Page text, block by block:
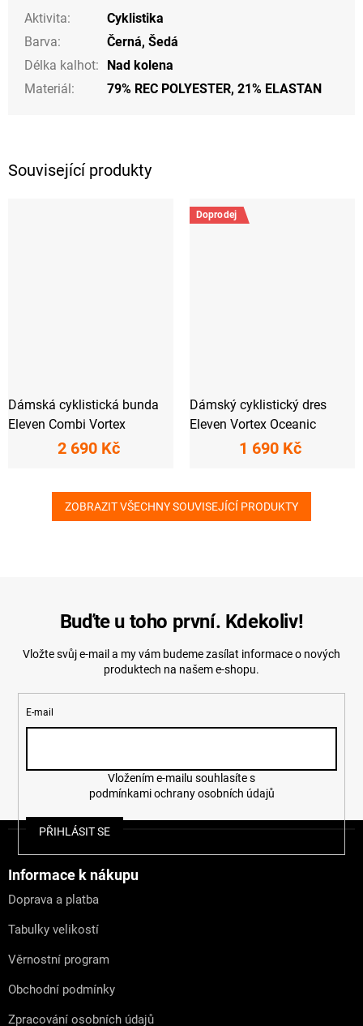
Související produkty
Dámská cyklistická bunda
Eleven Combi Vortex
2 690 Kč
Doprodej
Dámský cyklistický dres
Eleven Vortex Oceanic
1 690 Kč
ZOBRAZIT VŠECHNY SOUVISEJÍCÍ PRODUKTY
Aktivita:
Cyklistika
Barva: Černá, Šedá
Délka kalhot:
Nad kolena
Materiál: 79% REC POLYESTER, 21% ELASTAN
Buďte u toho první. Kdekoliv!
Vložte svůj e-mail a my vám budeme zasílat informace o nových
produktech na našem e-shopu.
E-mail
podmínkami ochrany osobních údajů
PŘIHLÁSIT SE
Informace k nákupu
Doprava a platba
Tabulky velikostí
Věrnostní program
Obchodní podmínky
Zpracování osobních údajů